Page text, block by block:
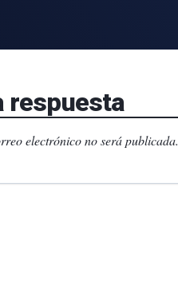
respuesta
electrónico no será publicada.